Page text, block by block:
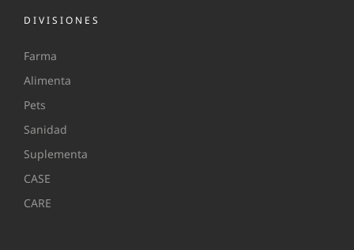
DIVISIONES
Farma
Alimenta
Pets
Sanidad
Suplementa
CASE
CARE